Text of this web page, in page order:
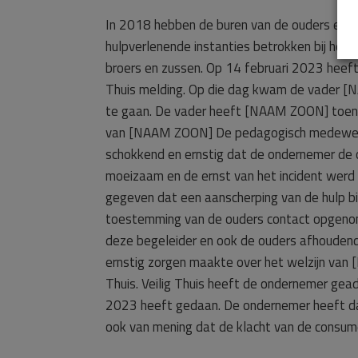
In 2018 hebben de buren van de ouders een
hulpverlenende instanties betrokken bij het
broers en zussen. Op 14 februari 2023
Thuis melding. Op die dag kwam de vader
te gaan. De vader heeft [NAAM ZOON]
van [NAAM ZOON] De pedagogisch
schokkend en ernstig dat de ondernemer
moeizaam en de ernst van het incident
gegeven dat een aanscherping van de hulp
toestemming van de ouders contact
deze begeleider en ook de ouders
ernstig zorgen maakte over het welzijn van
Thuis. Veilig Thuis heeft de ondernemer
2023 heeft gedaan. De ondernemer heeft
ook van mening dat de klacht van de